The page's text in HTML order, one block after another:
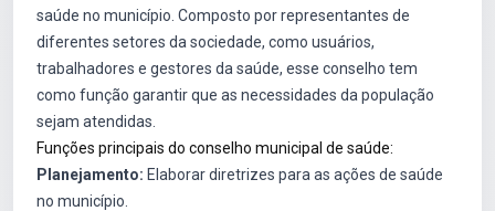
saúde no município. Composto por representantes de
diferentes setores da sociedade, como usuários,
trabalhadores e gestores da saúde, esse conselho tem
como função garantir que as necessidades da população
sejam atendidas.
Funções principais do conselho municipal de saúde:
Planejamento: Elaborar diretrizes para as ações de saúde
no município.